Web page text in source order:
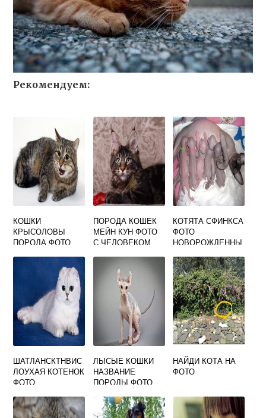
Рекомендуем:
КОШКИ
КРЫСОЛОВЫ
ПОРОДА ФОТО
ПОРОДА КОШЕК
МЕЙН КУН ФОТО
С ЧЕЛОВЕКОМ
КОТЯТА СФИНКСА
ФОТО
НОВОРОЖДЕННЫ
ШАТЛАНСКТНВИС
ЛОУХАЯ КОТЕНОК
ФОТО
ЛЫСЫЕ КОШКИ
НАЗВАНИЕ
ПОРОДЫ ФОТО
НАЙДИ КОТА НА
ФОТО